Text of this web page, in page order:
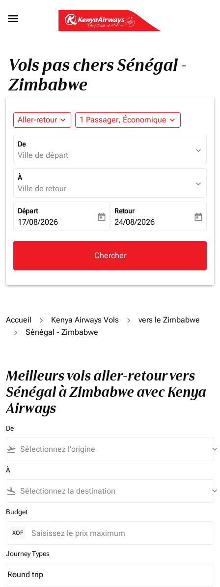

Vols pas chers Sénégal -
Zimbabwe
Aller-retour expand_more 1 Passager, Économique expand_more
De
Ville de départ expand_more
À
Ville de retour expand_more
Départ
fc-booking-departure-date-aria-label
17/08/2026 today
Retour
fc-booking-return-date-aria-
24/08/2026 today
Chercher
Accueil Kenya Airways Vols
vers le Zimbabwe
Sénégal - Zimbabwe
Meilleurs vols aller-retour vers
Sénégal à Zimbabwe avec Kenya
Airways
De
flight_takeoff keyboard_arrow_down
À
flight_land keyboard_arrow_down
Budget
XOF
Journey Types
Journey Types option Round trip Selected
Round trip
keyboard_arrow_down